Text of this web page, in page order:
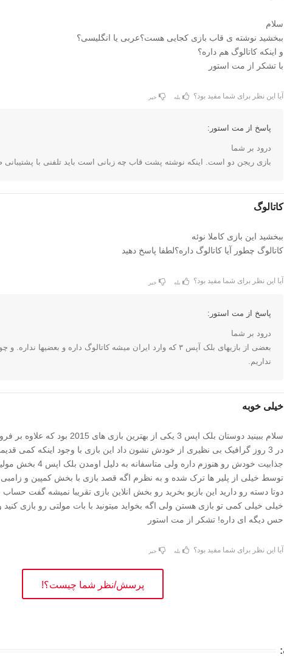
سلام
ببخشید نوشته ی قاب بازی کجایی هست؟عربی یا انگلیسی؟
و اینکه کاتالوگ هم داره؟
با تشکر از مت استور
آیا این نظر برای شما مفید بود؟ بله خیر
پاسخ از مت استور:
درود بر شما
بازی ریجن دو است. اینکه نوشته پشت قاب چه زبانی است باید تلفنی با
کاتالوگ
ببخشید این بازی کاملا نوئه
کاتالوگ چطور آیا کاتالوگ داره؟لطفا پاسخ دهید
آیا این نظر برای شما مفید بود؟ بله خیر
پاسخ از مت استور:
درود بر شما
بعضی از بازیهای بلک آپس ۳ که وارد ایران میشه کاتالوگ داره و
نداریم.
خیلی خوبه
در 3 روز گرافیک بی نظیری از خودش نشون داد این بازی با وجود اینکه کمی
جذابیت خودش رو هنوزم داره
توسط خیلی از پلیر ها ترک شده و به نظرم اگه قصد بازی با بخش کمپین و زامبی
دوتا دسته رو دارید این بازیو بخرید رو بخش انلاین بازی تقریبا نمیشه گفت حساب
خیلی خیلی کمی تو بازی هستن ولی اگه بخواید میتونید با بات مولتی رو بازی کنید
حس دیگه ای داره! تشکر از مت استور
آیا این نظر برای شما مفید بود؟ بله خیر
پرسش/نظر شما چیست؟!